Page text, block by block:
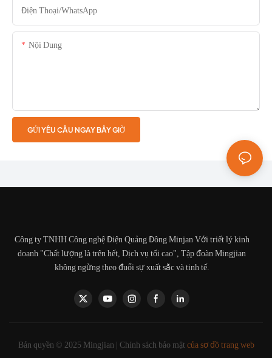
Điện Thoại/whatsApp
Nội Dung
GỬI YÊU CẦU NGAY BÂY GIỜ
Công ty TNHH Công nghệ Điện Quảng Đông Minjan Với triết lý kinh
doanh "Chất lượng là trên hết, Dịch vụ tối cao", Tập đoàn Mingjian
không ngừng theo đuổi sự xuất sắc và tinh tế.
Bản quyền © 2025 Mingjian | Chính sách bảo mật của sơ đồ trang web